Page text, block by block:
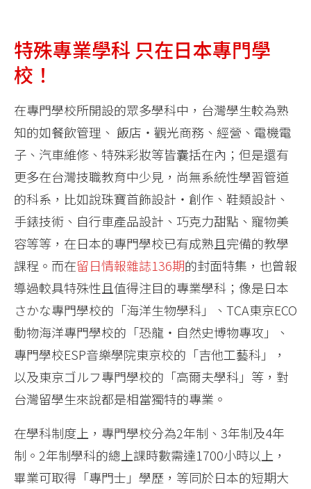
特殊專業學科 只在日本專門學
校！
在專門學校所開設的眾多學科中，台灣學生較為熟
知的如餐飲管理、 飯店‧觀光商務、經營、電機電
子、汽車維修、特殊彩妝等皆囊括在內；但是還有
更多在台灣技職教育中少見，尚無系統性學習管道
的科系，比如說珠寶首飾設計‧創作、鞋類設計、
手錶技術、自行車產品設計、巧克力甜點、寵物美
容等等，在日本的專門學校已有成熟且完備的教學
課程。而在留日情報雜誌136期的封面特集，也曾報
導過較具特殊性且值得注目的專業學科；像是日本
さかな專門學校的「海洋生物學科」、TCA東京ECO
動物海洋專門學校的「恐龍‧自然史博物專攻」、
專門學校ESP音樂學院東京校的「吉他工藝科」，
以及東京ゴルフ專門學校的「高爾夫學科」等，對
台灣留學生來說都是相當獨特的專業。
在學科制度上，專門學校分為2年制、3年制及4年
制。2年制學科的總上課時數需達1700小時以上，
畢業可取得「專門士」學歷，等同於日本的短期大